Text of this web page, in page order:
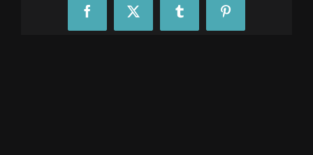
FacebookX Tumblr Pinterest